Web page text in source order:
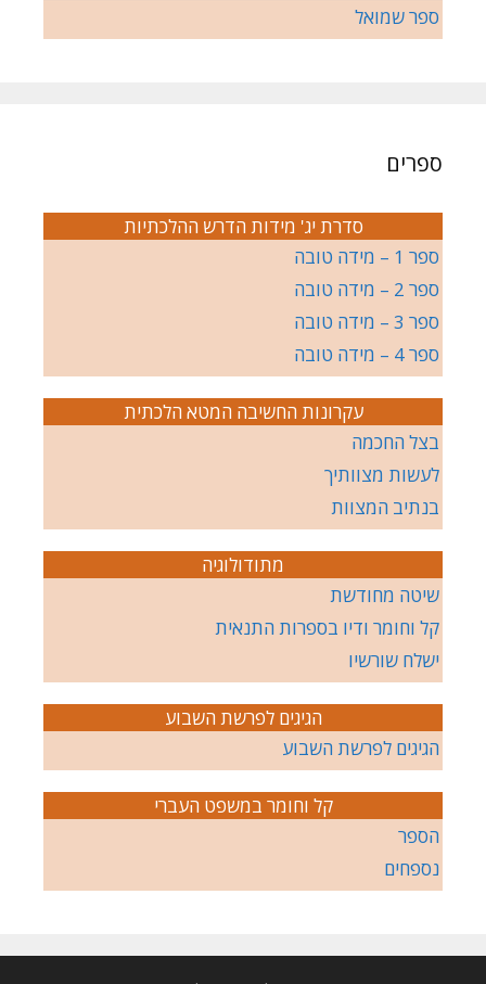
ספר שמואל
ספרים
סדרת יג' מידות הדרש ההלכתיות
ספר 1 – מידה טובה
ספר 2 – מידה טובה
ספר 3 – מידה טובה
ספר 4 – מידה טובה
עקרונות החשיבה המטא הלכתית
בצל החכמה
לעשות מצוותיך
בנתיב המצוות
מתודולוגיה
שיטה מחודשת
קל וחומר ודיו בספרות התנאית
ישלח שורשיו
הגיגים לפרשת השבוע
הגיגים לפרשת השבוע
קל וחומר במשפט העברי
הספר
נספחים